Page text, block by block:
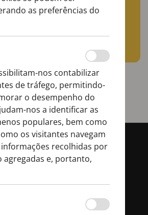
Newsletter
as preferências do
nos contabilizar
de tráfego, permitindo-
o desempenho do
nos a identificar as
populares, bem como
os visitantes navegam
informações recolhidas por
agregadas e, portanto,